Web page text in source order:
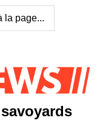
la page...